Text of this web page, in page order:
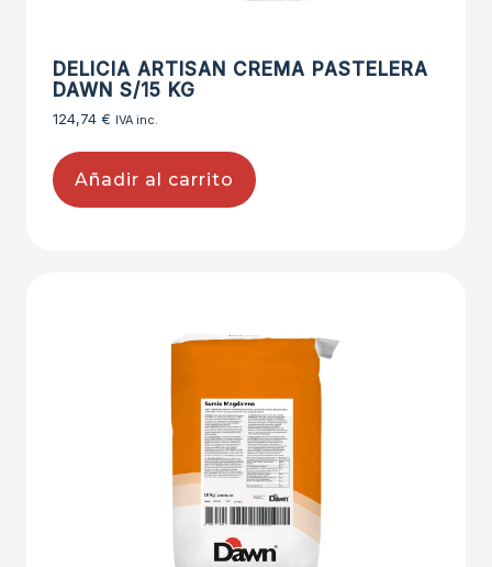
DELICIA ARTISAN CREMA PASTELERA
DAWN S/15 KG
124,74 € IVA inc.
Añadir al carrito